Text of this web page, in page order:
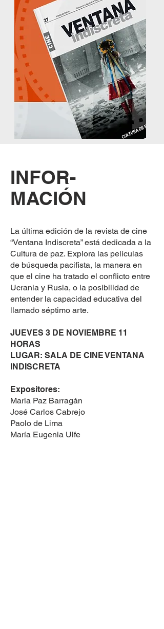
INFOR-
MACIÓN
La última edición de la revista de cine
“Ventana Indiscreta” está dedicada a la
Cultura de paz. Explora las películas
de búsqueda pacifista, la manera en
que el cine ha tratado el conflicto entre
Ucrania y Rusia, o la posibilidad de
entender la capacidad educativa del
llamado séptimo arte.
JUEVES 3 DE NOVIEMBRE 11
HORAS
LUGAR: SALA DE CINE VENTANA
INDISCRETA
Expositores:
Maria Paz Barragán
José Carlos Cabrejo
Paolo de Lima
María Eugenia Ulfe